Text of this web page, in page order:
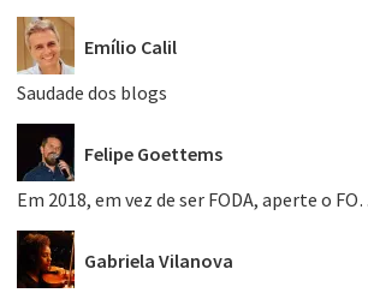
Emílio Calil
Saudade dos blogs
Felipe Goettems
Em 2018, em vez de ser FODA, aperte o
Gabriela Vilanova